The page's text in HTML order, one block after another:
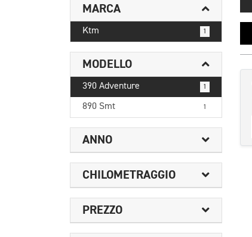
MARCA
Ktm 1
MODELLO
390 Adventure 1
890 Smt 1
ANNO
CHILOMETRAGGIO
PREZZO